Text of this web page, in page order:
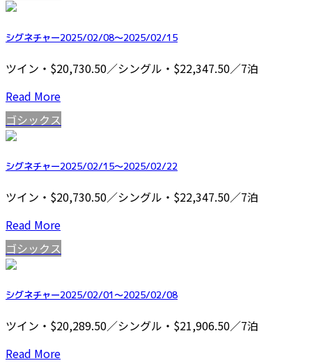
シグネチャー2025/02/08～2025/02/15
ツイン・$20,730.50／シングル・$22,347.50／7泊
Read More
ゴシックス
シグネチャー2025/02/15～2025/02/22
ツイン・$20,730.50／シングル・$22,347.50／7泊
Read More
ゴシックス
シグネチャー2025/02/01～2025/02/08
ツイン・$20,289.50／シングル・$21,906.50／7泊
Read More